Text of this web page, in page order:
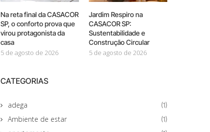
Na reta final da CASACOR
SP, o conforto prova que
virou protagonista da
casa
5 de agosto de 2026
Jardim Respiro na
CASACOR SP:
Sustentabilidade e
Construção Circular
5 de agosto de 2026
CATEGORIAS
adega (1)
Ambiente de estar (1)